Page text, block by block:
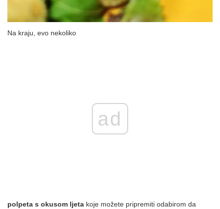
Na kraju, evo nekoliko
ad
polpeta s okusom ljeta koje možete pripremiti odabirom da